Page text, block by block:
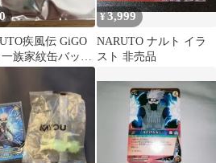
疾風伝 GiGO
族家紋缶バッジ
族
¥3,999
NARUTO ナルト イラ
スト 非売品